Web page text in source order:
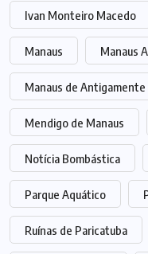
Ivan Monteiro Macedo
Manaus Manaus
Manaus de Antigamente
Mendigo de Manaus
Notícia Bombástica
Parque Aquático
Ruínas de Paricatuba